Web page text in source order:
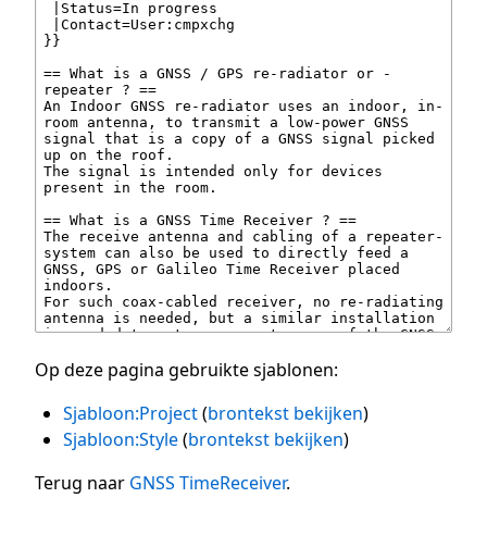
Op deze pagina gebruikte sjablonen:
Sjabloon:Project(brontekst bekijken)
Sjabloon:Style(brontekst bekijken)
Terug naar GNSS TimeReceiver.